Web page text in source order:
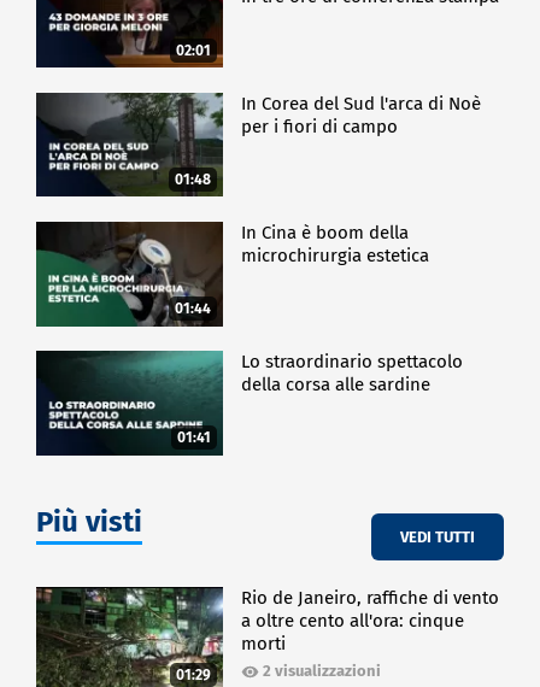
02:01
01:48
In Corea del Sud l'arca di Noè
per i fiori di campo
01:44
In Cina è boom della
microchirurgia estetica
01:41
Lo straordinario spettacolo
della corsa alle sardine
Più visti VEDI TUTTI
01:29
Rio de Janeiro, raffiche di vento
a oltre cento all'ora: cinque
morti
2 visualizzazioni